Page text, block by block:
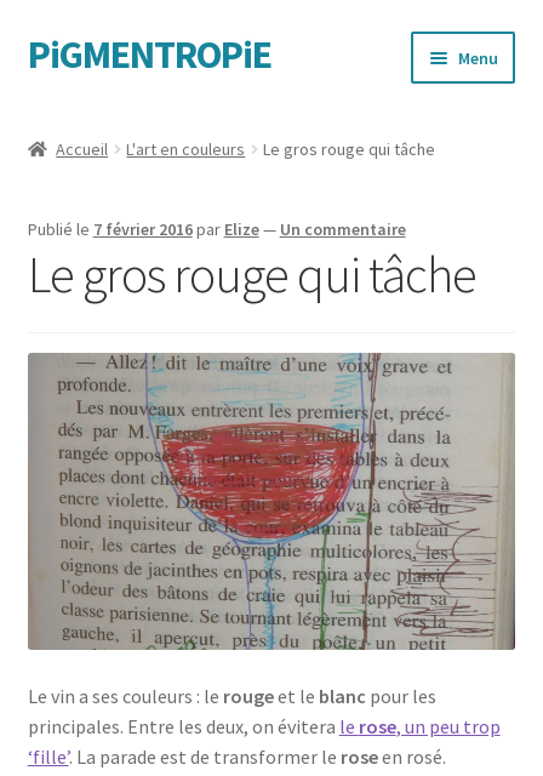
Aller
à
navigation
Aller
au
PiGMENTROPiE Menu
Sportives
Accueil L'art en couleurs Le gros rouge qui tâche
Publié le 7 février 2016par Elize— Un commentaire
Le gros rouge qui tâche
Le vin a ses couleurs : le rougeet le blanc pour les
principales. Entre les deux, on évitera le rose, un peu trop
‘fille’. La parade est de transformer le roseen rosé.